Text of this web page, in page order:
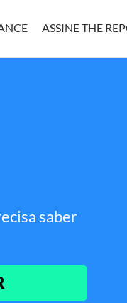
ASSINE THE
saber